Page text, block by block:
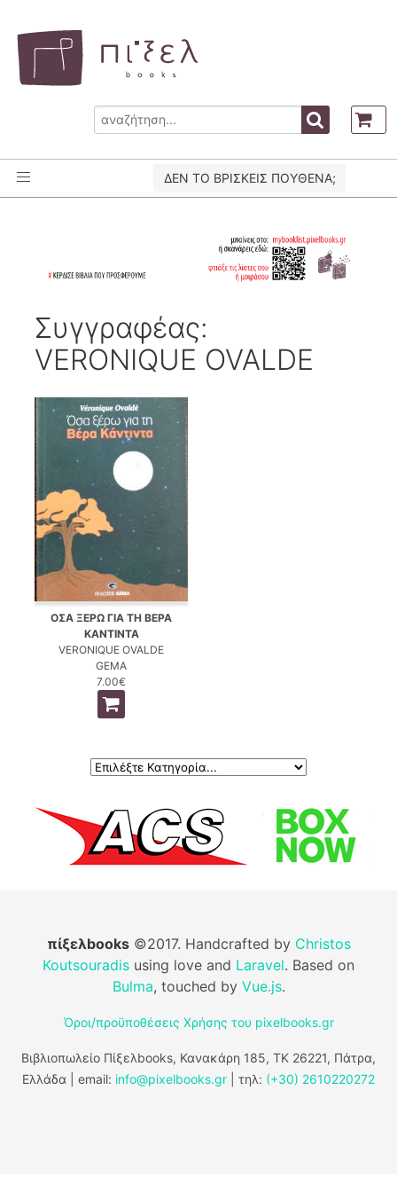
ΔΕΝ ΤΟ ΒΡΙΣΚΕΙΣ ΠΟΥΘΕΝΑ;
Συγγραφέας:
VERONIQUE OVALDE
ΟΣΑ ΞΕΡΩ ΓΙΑ ΤΗ ΒΕΡΑ
ΚΑΝΤΙΝΤΑ
VERONIQUE OVALDE
GEMA
7.00€
πίξελbooks©2017. Handcrafted by Christos
Koutsouradis using love and Laravel. Based on
Bulma, touched by Vue.js.
Όροι/προϋποθέσεις Χρήσης του pixelbooks.gr
Βιβλιοπωλείο Πίξελbooks, Κανακάρη 185, ΤΚ 26221, Πάτρα,
Ελλάδα | email: info@pixelbooks.gr | τηλ: (+30) 2610220272